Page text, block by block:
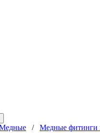
/ Медные фитинги